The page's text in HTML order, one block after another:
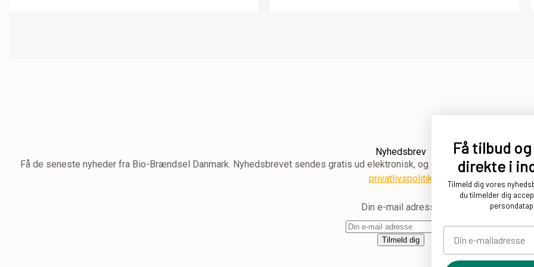
Nyhedsbrev
Få de seneste nyheder fra Bio-Brændsel Danmark. Nyhedsbrevet sendes gratis ud elektronisk, og du kan altid afmelde
privatlivspolitik
Din e-mail adresse
Tilmeld dig
Få tilbud
direkte i
Tilmeld dig vores
du tilmelder dig
Din e-mailadresse